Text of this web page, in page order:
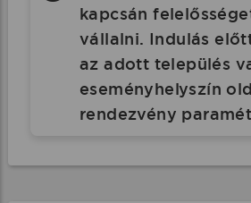
kapcsán
vállalni. Indulás
az adott település
eseményhelyszín
rendezvény